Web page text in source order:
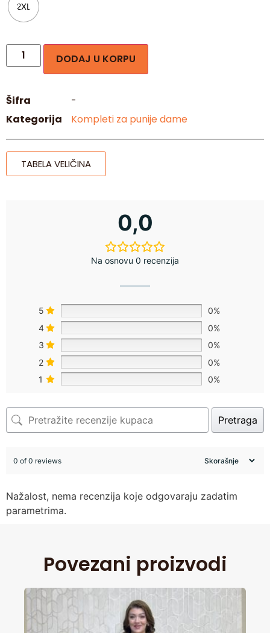
2XL
DODAJ U KORPU
Šifra
-
Kategorija
Kompleti za punije dame
TABELA VELIČINA
0,0
Na osnovu 0 recenzija
5
0%
4
0%
3
0%
2
0%
1
0%
Pretraga
0 of 0 reviews
Nažalost, nema recenzija koje odgovaraju zadatim
parametrima.
Povezani proizvodi